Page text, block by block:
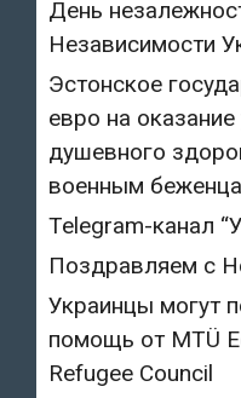
День
Независимости
Эстонское
евро на
душевного
военным
Telegram-канал
Поздравляем с
Украинцы могут
помощь от MTÜ
Refugee Council